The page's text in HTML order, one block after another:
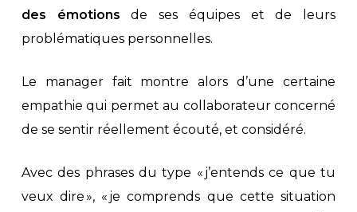
des émotionsde ses équipes et de leurs
problématiques personnelles.
Le manager fait montre alors d’une certaine
empathie qui permet au collaborateur concerné
de se sentir réellement écouté, et considéré.
Avec des phrases du type « j’entends ce que tu
veux dire », « je comprends que cette situation